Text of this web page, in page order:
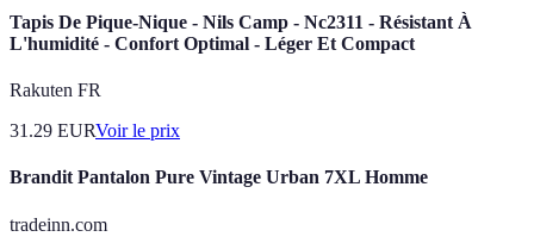
Tapis De Pique-Nique - Nils Camp - Nc2311 - Résistant À
L'humidité - Confort Optimal - Léger Et Compact
Rakuten FR
31.29 EURVoir le prix
Brandit Pantalon Pure Vintage Urban 7XL Homme
tradeinn.com